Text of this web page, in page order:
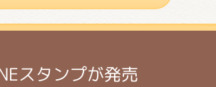
スタンプが発売